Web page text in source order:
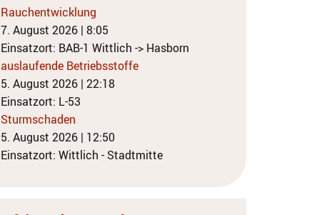
Rauchentwicklung
7. August 2026 | 8:05
Einsatzort: BAB-1 Wittlich -> Hasborn
auslaufende Betriebsstoffe
5. August 2026 | 22:18
Einsatzort: L-53
Sturmschaden
5. August 2026 | 12:50
Einsatzort: Wittlich - Stadtmitte